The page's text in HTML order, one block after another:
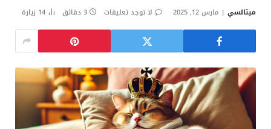
ميتالسي مارس 12, 2025 لا توجد تعليقات 3 دقائق 14 زيارة